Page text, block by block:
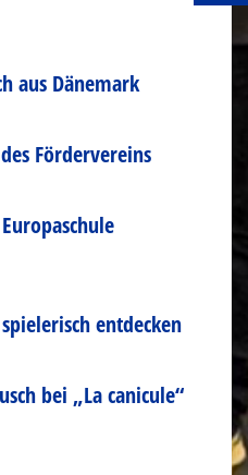
aus Dänemark
Fördervereins
entdecken
bei „La canicule“